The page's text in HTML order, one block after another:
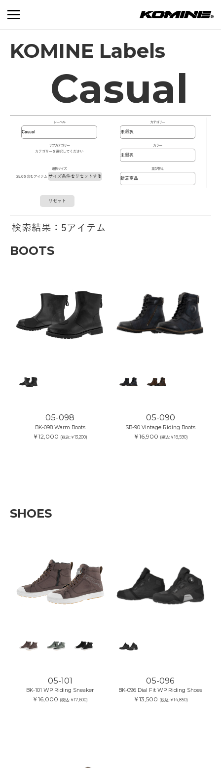
KOMINE Labels
Casual
レーベル カテゴリー
サブカテゴリー
カテゴリーを選択してください
カラー
選択サイズ
25.0を含むアイテム サイズ条件をリセットする
並び替え
リセット
検索結果：5アイテム
BOOTS
05-098
BK-098 Warm Boots
￥12,000 (税込:￥13,200)
05-090
SB-90 Vintage Riding Boots
￥16,900 (税込:￥18,590)
SHOES
05-101
BK-101 WP Riding Sneaker
￥16,000 (税込:￥17,600)
05-096
BK-096 Dial Fit WP Riding Shoes
￥13,500 (税込:￥14,850)